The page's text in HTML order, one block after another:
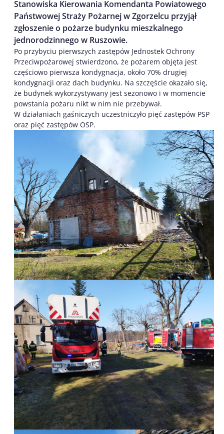
Stanowiska Kierowania Komendanta Powiatowego
Państwowej Straży Pożarnej w Zgorzelcu przyjął
zgłoszenie o pożarze budynku mieszkalnego
jednorodzinnego w Ruszowie.
Po przybyciu pierwszych zastępów Jednostek Ochrony
Przeciwpożarowej stwierdzono, że pożarem objęta jest
częściowo pierwsza kondygnacja, około 70% drugiej
kondygnacji oraz dach budynku. Na szczęście okazało się,
że budynek wykorzystywany jest sezonowo i w momencie
powstania pożaru nikt w nim nie przebywał.
W działaniach gaśniczych uczestniczyło pięć zastępów PSP
oraz pięć zastępów OSP.